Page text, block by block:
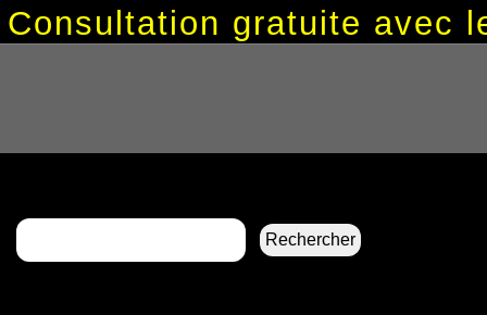
Consultation gratuite avec
Rechercher :